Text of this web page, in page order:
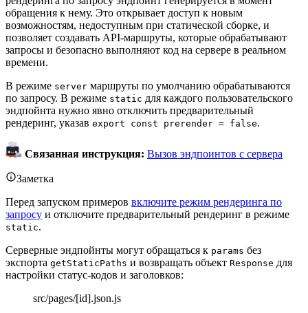
обращения к нему. Это открывает доступ к новым
возможностям, недоступным при статической сборке, и
позволяет создавать API-маршруты, которые обрабатывают
запросы и безопасно выполняют код на сервере в реальном
времени.
В режиме server маршруты по умолчанию обрабатываются
по запросу. В режиме static для каждого пользовательского
эндпойнта нужно явно отключить предварительный
рендеринг, указав export const prerender = false.
Связанная инструкция: Вызов эндпоинтов с сервера
Заметка
Перед запуском примеров включите режим рендеринга по
запросу и отключите предварительный рендеринг в режиме
static.
Серверные эндпойнты могут обращаться к params без
экспорта getStaticPaths и возвращать объект Response для
настройки статус-кодов и заголовков:
src/pages/[id].json.js